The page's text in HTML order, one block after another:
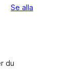
Se alla
du